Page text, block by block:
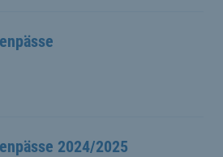
2024/2025